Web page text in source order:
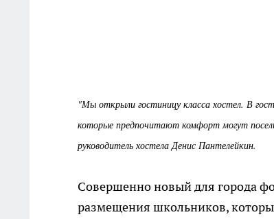
"Мы открыли гостиницу класса хостел. В
которые предпочитают комфорт могут
руководитель хостела Денис Пантелейкин.
Совершенно новый для города
размещения школьников,